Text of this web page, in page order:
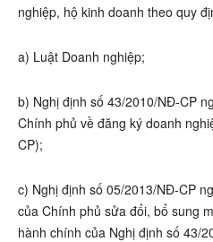
nghiệp, hộ kinh doanh theo quy
a) Luật Doanh nghiệp;
b) Nghị định số 43/2010/NĐ-CP
Chính phủ về đăng ký doanh
CP);
c) Nghị định số 05/2013/NĐ-CP
của Chính phủ sửa đổi, bổ sung
hành chính của Nghị định số 43/